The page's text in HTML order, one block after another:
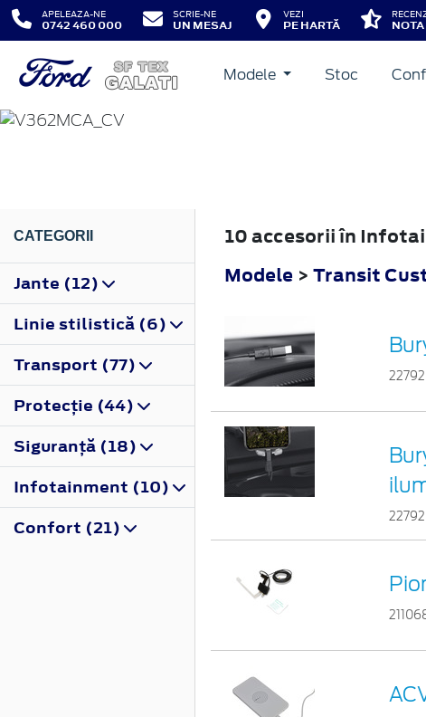
APELEAZA-NE
0742 460 000
SCRIE-NE
UN MESAJ
VEZI
PE HARTĂ
Modele Stoc
TRANSIT CUSTOM
CATEGORII
Jante (12)
Linie stilistică (6)
Transport (77)
Protecţie (44)
Siguranţă (18)
Infotainment (10)
Confort (21)
10 accesorii în
Modele > Transit